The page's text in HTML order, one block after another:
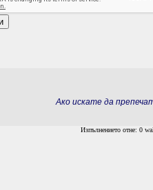
Ако искате да
Изпълнението отне: 0